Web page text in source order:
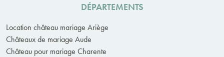
DÉPARTEMENTS
Location château mariage Ariège
Châteaux de mariage Aude
Château pour mariage Charente